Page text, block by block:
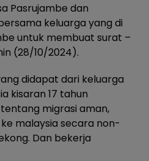
Pasrujambe dan
keluarga yang di
untuk membuat surat –
(28/10/2024).
didapat dari keluarga
kisaran 17 tahun
migrasi aman,
malaysia secara non-
Dan bekerja